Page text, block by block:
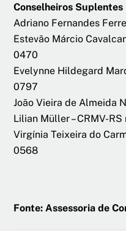
Conselheiros Suplentes
Adriano Fernandes
Estevão Márcio
0470
Evelynne Hildegard
0797
João Vieira de Almeida
Lilian Müller – CRMV-RS
Virgínia Teixeira do
0568
Fonte: Assessoria de